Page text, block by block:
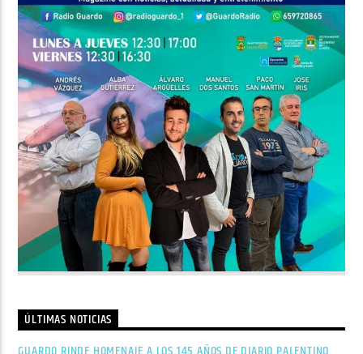
ÚLTIMAS NOTICIAS